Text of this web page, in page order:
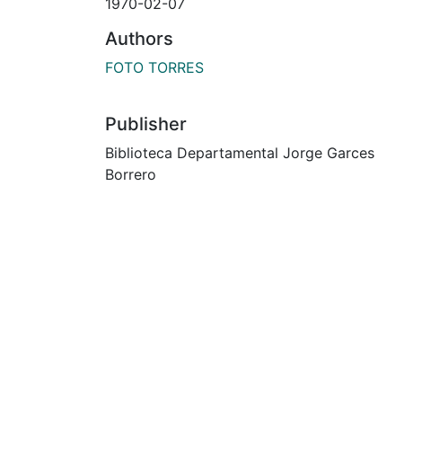
Authors
FOTO TORRES
Publisher
Biblioteca Departamental Jorge Garces
Borrero